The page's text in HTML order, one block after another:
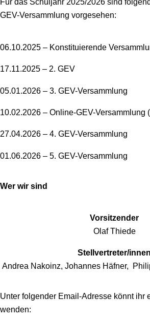
GEV-Versammlung vorgesehen:
06.10.2025 – Konstituierende
17.11.2025 – 2. GEV
05.01.2026 – 3. GEV-Versammlung
10.02.2026 – Online-GEV-Versammlung
27.04.2026 – 4. GEV-Versammlung
01.06.2026 – 5. GEV-Versammlung
Wer wir sind
Vorsitzender
Olaf Thiede
Stellvertreter/innen
Andrea Nakoinz, Johannes Häfner,
Unter folgender Email-Adresse könnt ihr
wenden: